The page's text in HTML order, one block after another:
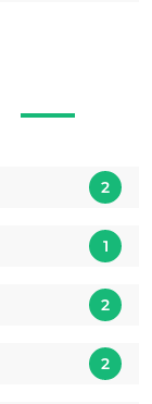
2
1
2
2